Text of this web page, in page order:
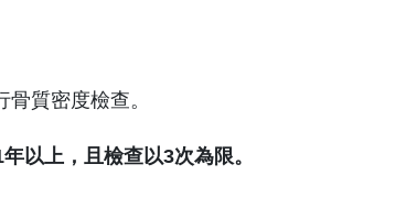
質密度檢查。
以上，且檢查以3次為限。